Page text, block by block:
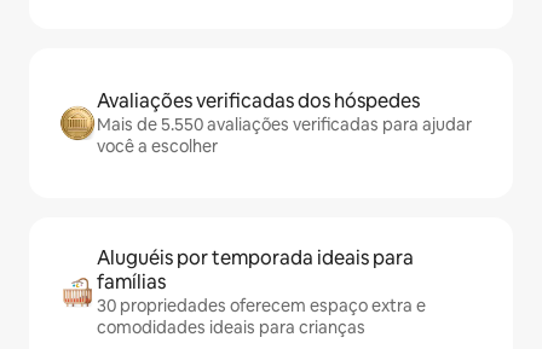
Avaliações verificadas dos hóspedes
Mais de 5.550 avaliações verificadas para ajudar
você a escolher
Aluguéis por temporada ideais para
famílias
30 propriedades oferecem espaço extra e
comodidades ideais para crianças